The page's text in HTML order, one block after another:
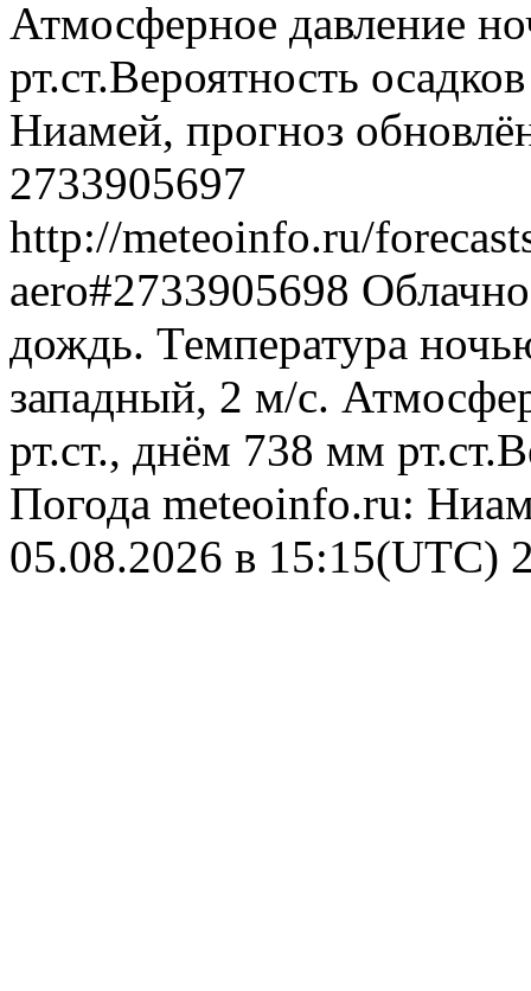
Атмосферное давление
рт.ст.Вероятность
Ниамей, прогноз
2733905697
http://meteoinfo.ru/
aero#2733905698
дождь. Температура
западный, 2 м/с.
рт.ст., днём 738 мм
Погода meteoinfo.ru:
05.08.2026 в 15:15(UTC)